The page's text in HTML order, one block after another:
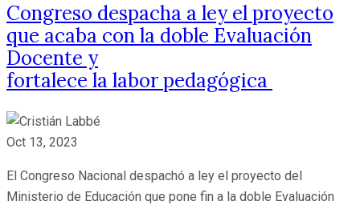
Congreso despacha a ley el proyecto
que acaba con la doble Evaluación
Docente y
fortalece la labor pedagógica
Oct 13, 2023
El Congreso Nacional despachó a ley el proyecto del
Ministerio de Educación que pone fin a la doble Evaluación